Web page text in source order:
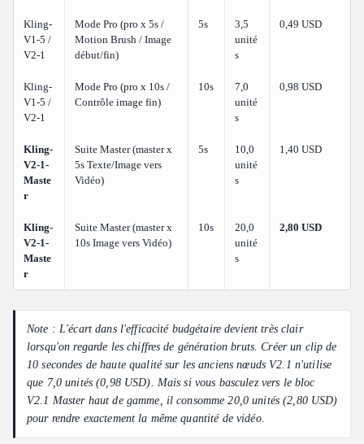
Kling-
V1-5 /
V2-1
Mode Pro (pro x 5s /
Motion Brush / Image
début/fin)
5s
3,5
unité
s
0,49 USD
Kling-
V1-5 /
V2-1
Mode Pro (pro x 10s /
Contrôle image fin)
10s
7,0
unité
s
0,98 USD
Kling-
V2-1-
Maste
r
Suite Master (master x
5s Texte/Image vers
Vidéo)
5s
10,0
unité
s
1,40 USD
Kling-
V2-1-
Maste
r
Suite Master (master x
10s Image vers Vidéo)
10s
20,0
unité
s
2,80 USD
Note : L'écart dans l'efficacité budgétaire devient très clair
lorsqu'on regarde les chiffres de génération bruts. Créer un clip de
10 secondes de haute qualité sur les anciens nœuds V2.1 n'utilise
que 7,0 unités (0,98 USD). Mais si vous basculez vers le bloc
V2.1 Master haut de gamme, il consomme 20,0 unités (2,80 USD)
pour rendre exactement la même quantité de vidéo.